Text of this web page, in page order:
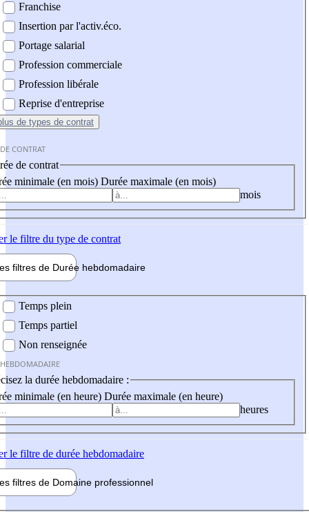
Franchise
Insertion par l'activ.éco.
Portage salarial
Profession commerciale
Profession libérale
Reprise d'entreprise
de types de contrat
CONTRAT
de contrat
minimale (en mois) Durée maximale (en mois)
mois
le filtre du type de contrat
filtres de Durée hebdomadaire
Temps plein
Temps partiel
Non renseignée
la durée hebdomadaire :
minimale (en heure) Durée maximale (en heure)
heures
le filtre de durée hebdomadaire
filtres de Domaine professionnel